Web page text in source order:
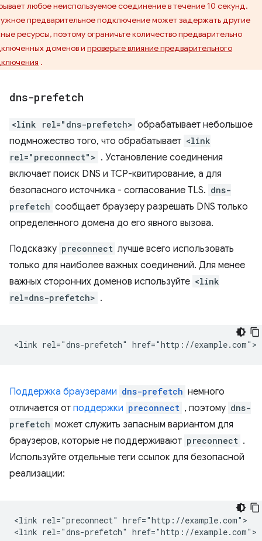
любое неиспользуемое соединение в течение 10 секунд.
предварительное подключение может задержать другие
ресурсы, поэтому ограничьте количество предварительно
доменов и проверьте влияние предварительного
.
dns-prefetch
<link rel="dns-prefetch> обрабатывает небольшое
подмножество того, что обрабатывает <link
rel="preconnect"> . Установление соединения
включает поиск DNS и TCP-квитирование, а для
безопасного источника - согласование TLS. dns-
prefetch сообщает браузеру разрешать DNS только
определенного домена до его явного вызова.
Подсказку preconnect лучше всего использовать
только для наиболее важных соединений. Для менее
важных сторонних доменов используйте <link
rel=dns-prefetch> .
Поддержка браузерами dns-prefetch немного
отличается от поддержки preconnect , поэтому dns-
prefetch может служить запасным вариантом для
браузеров, которые не поддерживают preconnect .
Используйте отдельные теги ссылок для безопасной
реализации:
<link rel="preconnect" href="http://example.com">